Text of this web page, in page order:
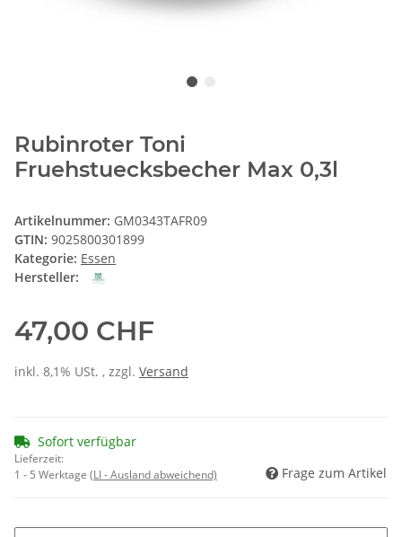
Rubinroter Toni
Fruehstuecksbecher Max 0,3l
Artikelnummer: GM0343TAFR09
GTIN: 9025800301899
Kategorie: Essen
Hersteller:
47,00 CHF
inkl. 8,1% USt. , zzgl. Versand
Sofort verfügbar
Lieferzeit:
1 - 5 Werktage (LI - Ausland abweichend) Frage zum Artikel